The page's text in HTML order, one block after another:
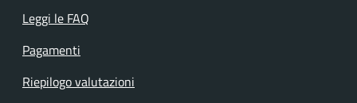
Leggi le FAQ
Pagamenti
Riepilogo valutazioni